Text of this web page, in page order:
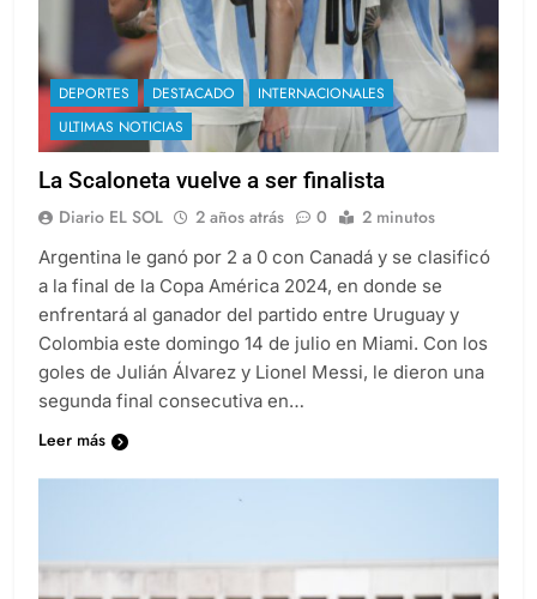
DEPORTES DESTACADO
INTERNACIONALES
ULTIMAS NOTICIAS
La Scaloneta vuelve a ser finalista
Diario EL SOL 2 años atrás 0 2 minutos
Argentina le ganó por 2 a 0 con Canadá y se clasificó
a la final de la Copa América 2024, en donde se
enfrentará al ganador del partido entre Uruguay y
Colombia este domingo 14 de julio en Miami. Con los
goles de Julián Álvarez y Lionel Messi, le dieron una
segunda final consecutiva en…
Leer más